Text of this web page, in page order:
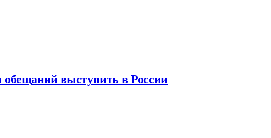
обещаний выступить в России